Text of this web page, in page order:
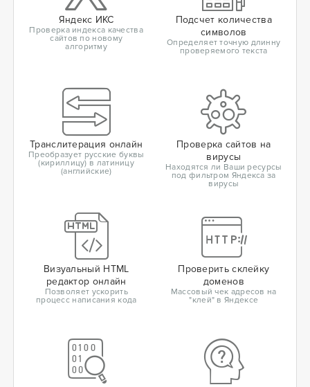
Яндекс ИКС
Проверка индекса качества
сайтов по новому
алгоритму
Подсчет количества
символов
Определяет точную длинну
проверяемого текста
Транслитерация онлайн
Преобразует русские буквы
(кириллицу) в латиницу
(английские)
Проверка сайтов на
вирусы
Находятся ли Ваши ресурсы
под фильтром Яндекса за
вирусы
Визуальный HTML
редактор онлайн
Позволяет ускорить
процесс написания кода
Проверить склейку
доменов
Массовый чек адресов на
"клей" в Яндексе